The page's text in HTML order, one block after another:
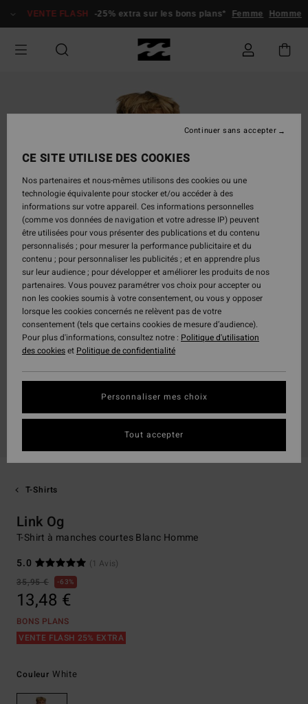
VENTE FLASH -25% extra sur les bons plans* Femme Homme
T-Shirts
Link Og
T-Shirt à manches courtes Blanc Homme
5.0
(1 Avis)
35,95 €
63%
13,48 €
BONS PLANS
VENTE FLASH 25% EXTRA
Couleur White
CE SITE UTILISE DES COOKIES
Nos partenaires et nous-mêmes utilisons des cookies ou une
technologie équivalente pour stocker et/ou accéder à des
informations sur votre appareil. Ces informations personnelles
(comme vos données de navigation et votre adresse IP) peuvent
être utilisées pour vous présenter des publications et du contenu
personnalisés ; pour mesurer la performance publicitaire et du
contenu ; pour personnaliser les publicités ; et en apprendre plus
sur leur audience ; pour développer et améliorer les produits de nos
partenaires. Vous pouvez paramétrer vos choix pour accepter ou
non les cookies soumis à votre consentement, ou vous y opposer
lorsque les cookies concernés ne relèvent pas de votre
consentement (tels que certains cookies de mesure d’audience).
Pour plus d'informations, consultez notre : Politique d'utilisation
des cookieset Politique de confidentialité
Personnaliser mes choix
Continuer sans accepter
Tout accepter